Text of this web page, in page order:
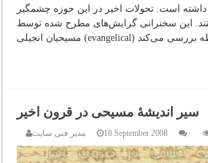
داشته است. تحولات اخیر در این حوزه چشمگیر
این سخنرانی گرایش‌های مطرح شده توسط
سیر اندیشۀ مسیحی در قرون اخیر
مدیر فنی سایت 18 September 2008 ۰